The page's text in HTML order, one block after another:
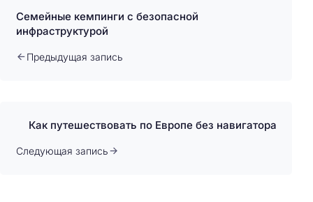
Семейные кемпинги с безопасной
инфраструктурой
Предыдущая запись
Как путешествовать по Европе без навигатора
Следующая запись